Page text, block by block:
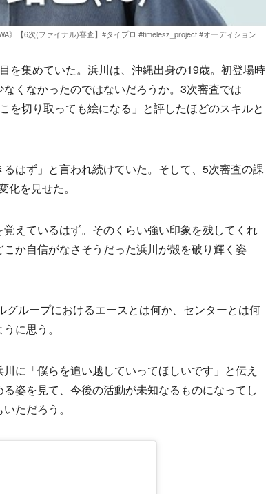
》【6次(ファイナル)審査】#タイプロ #timelesz_project #オーディション
を集めていた。浜川は、沖縄出身の19歳。初登場時
くなかったのではないだろうか。3次審査では
を切り取っても絵になる」と評したほどのスキルと
はず」と言われ続けていた。そして、5次審査の課
を見せた。
えているはず。そのくらい強い印象を残してくれ
か自信がなさそうだった浜川が殻を破り輝く姿
ループにおけるエースとは何か、センターとは何
に思う。
に「僕らを追い越していってほしいです」と伝え
姿を見て、今後の活動が未知なるものになってし
ただろう。